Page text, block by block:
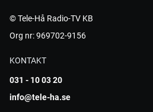
© Tele-Hå Radio-TV KB
Org nr: 969702-9156
KONTAKT
031 - 10 03 20
info@tele-ha.se